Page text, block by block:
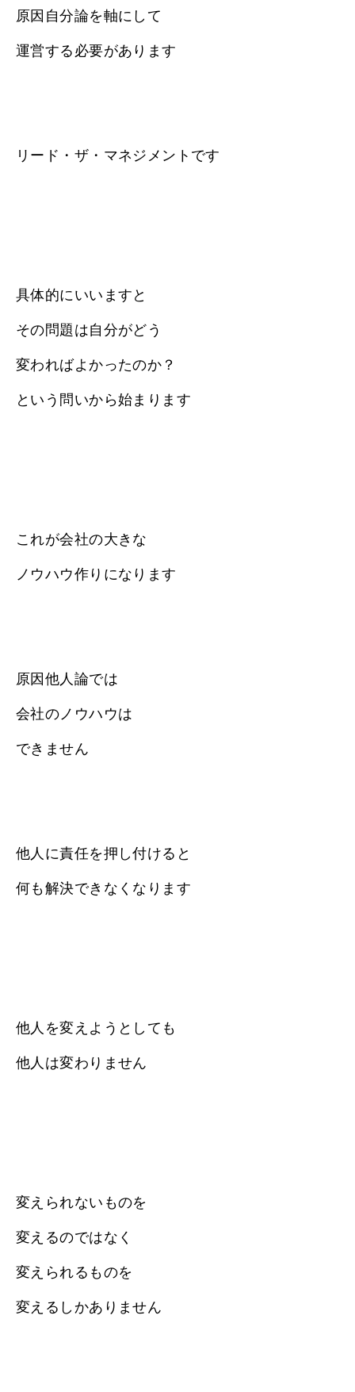
原因自分論を軸にして
運営する必要があります
リード・ザ・マネジメントです
具体的にいいますと
その問題は自分がどう
変わればよかったのか？
という問いから始まります
これが会社の大きな
ノウハウ作りになります
原因他人論では
会社のノウハウは
できません
他人に責任を押し付けると
何も解決できなくなります
他人を変えようとしても
他人は変わりません
変えられないものを
変えるのではなく
変えられるものを
変えるしかありません